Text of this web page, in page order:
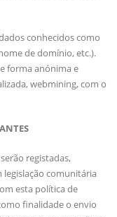
conhecidos como
de domínio, etc.).
forma anónima e
webmining, com o
registadas,
comunitária
esta política de
finalidade o envio